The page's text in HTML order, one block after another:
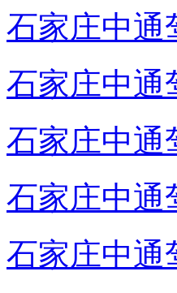
石家庄中通
石家庄中通
石家庄中通
石家庄中通
石家庄中通